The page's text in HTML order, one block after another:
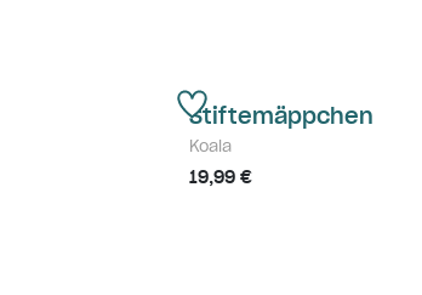
Stiftemäppchen
Koala
19,99 €